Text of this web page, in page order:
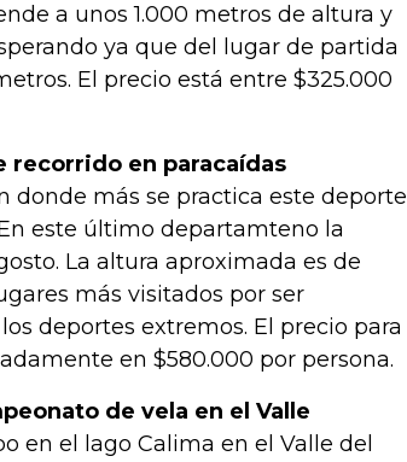
a unos 1.000 metros de altura y
ya que del lugar de partida
El precio está entre $325.000
recorrido en paracaídas
donde más se practica este deporte
este último departamteno la
La altura aproximada es de
más visitados por ser
deportes extremos. El precio para
en $580.000 por persona.
de vela en el Valle
en el lago Calima en el Valle del